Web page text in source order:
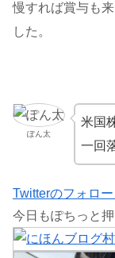
慢すれば賞与も
した。
ぽん太
米国
一回
Twitterのフォロ
今日もぽちっと